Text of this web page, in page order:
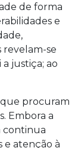
de forma
e
revelam-se
justiça; ao
procuram
Embora a
continua
e atenção à